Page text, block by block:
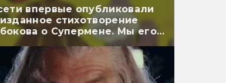
впервые опубликовали
стихотворение
о Супермене. Мы его